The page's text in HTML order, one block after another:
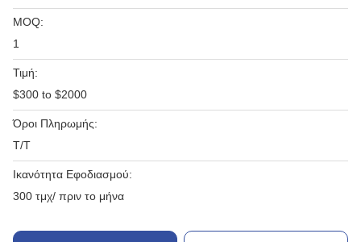
MOQ:
1
Τιμή:
$300 to $2000
Όροι Πληρωμής:
T/T
Ικανότητα Εφοδιασμού:
300 τμχ/ πριν το μήνα